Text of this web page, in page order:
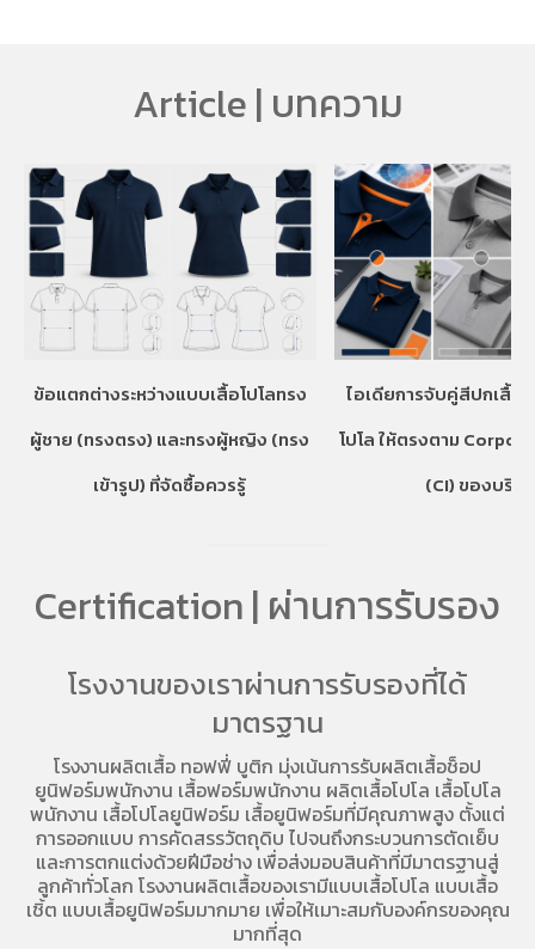
Article | บทความ
ข้อแตกต่างระหว่างแบบเสื้อโปโลทรง
ผู้ชาย (ทรงตรง) และทรงผู้หญิง (ทรง
เข้ารูป) ที่จัดซื้อควรรู้
ไอเดียการจับคู่สีปกเสื้อ
โปโล ให้ตรงตาม
(CI) ของบริษัท
Certification | ผ่านการรับรอง
โรงงานของเราผ่านการรับรองที่ได้
มาตรฐาน
โรงงานผลิตเสื้อ ทอฟฟี่ บูติก มุ่งเน้นการรับผลิตเสื้อช็อป
ยูนิฟอร์มพนักงาน เสื้อฟอร์มพนักงาน ผลิตเสื้อโปโล เสื้อโปโล
พนักงาน เสื้อโปโลยูนิฟอร์ม เสื้อยูนิฟอร์มที่มีคุณภาพสูง ตั้งแต่
การออกแบบ การคัดสรรวัตถุดิบ ไปจนถึงกระบวนการตัดเย็บ
และการตกแต่งด้วยฝีมือช่าง เพื่อส่งมอบสินค้าที่มีมาตรฐานสู่
ลูกค้าทั่วโลก โรงงานผลิตเสื้อของเรามีแบบเสื้อโปโล แบบเสื้อ
เชิ้ต แบบเสื้อยูนิฟอร์มมากมาย เพื่อให้เมาะสมกับองค์กรของคุณ
มากที่สุด